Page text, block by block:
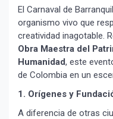
El Carnaval de
organismo vivo que
creatividad inagotable.
Obra Maestra del
Humanidad, este
de Colombia en un
1. Orígenes y
A diferencia de otras